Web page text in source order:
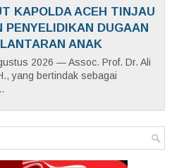
KAPOLDA ACEH TINJAU
PENYELIDIKAN DUGAAN
ANAK
2026 — Assoc. Prof. Dr. Ali
yang bertindak sebagai